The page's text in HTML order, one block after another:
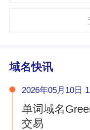
域名快讯
2026年05月10日
单词域名
交易